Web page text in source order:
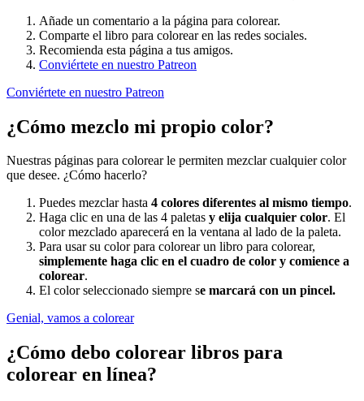
Añade un comentario a la página para colorear.
Comparte el libro para colorear en las redes sociales.
Recomienda esta página a tus amigos.
Conviértete en nuestro Patreon
Conviértete en nuestro Patreon
¿Cómo mezclo mi propio color?
Nuestras páginas para colorear le permiten mezclar cualquier color
que desee. ¿Cómo hacerlo?
Puedes mezclar hasta 4 colores diferentes al mismo tiempo.
Haga clic en una de las 4 paletas y elija cualquier color. El
color mezclado aparecerá en la ventana al lado de la paleta.
Para usar su color para colorear un libro para colorear,
simplemente haga clic en el cuadro de color y comience a
colorear.
El color seleccionado siempre se marcará con un pincel.
Genial, vamos a colorear
¿Cómo debo colorear libros para
colorear en línea?